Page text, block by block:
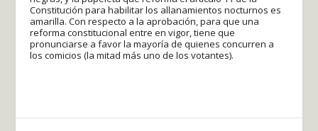
Constitución para habilitar los allanamientos nocturnos es
amarilla. Con respecto a la aprobación, para que una
reforma constitucional entre en vigor, tiene que
pronunciarse a favor la mayoría de quienes concurren a
los comicios (la mitad más uno de los votantes).